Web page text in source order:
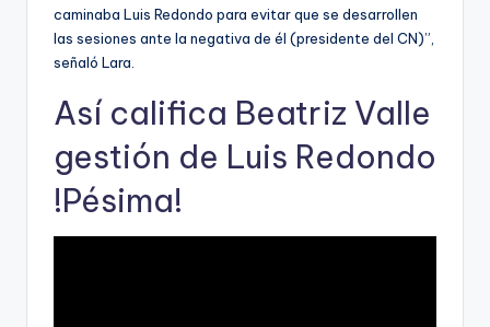
caminaba Luis Redondo para evitar que se desarrollen
las sesiones ante la negativa de él (presidente del CN)”,
señaló Lara.
Así califica Beatriz Valle
gestión de Luis Redondo
!Pésima!